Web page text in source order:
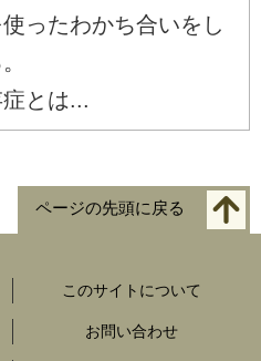
ったわかち合いをし
症とは...
ページの先頭に戻る
このサイトについて
お問い合わせ